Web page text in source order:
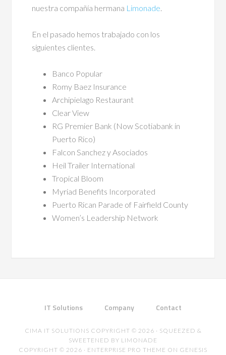
nuestra compañía hermana Limonade.
En el pasado hemos trabajado con los
siguientes clientes.
Banco Popular
Romy Baez Insurance
Archipielago Restaurant
Clear View
RG Premier Bank (Now Scotiabank in
Puerto Rico)
Falcon Sanchez y Asociados
Heil Trailer International
Tropical Bloom
Myriad Benefits Incorporated
Puerto Rican Parade of Fairfield County
Women’s Leadership Network
IT Solutions Company Contact
CIMA IT SOLUTIONS COPYRIGHT © 2026 · SQUEEZED &
SWEETENED BY LIMONADE
COPYRIGHT © 2026 · ENTERPRISE PRO THEME ON GENESIS